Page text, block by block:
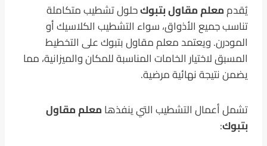
يُقدممعلم مقاول بتبوكحلول تشطيب متكاملة
تناسب جميع الأذواق، سواء التشطيب الكلاسيك أو
المودرن. ويعتمد معلم مقاول بتبوك على التخطيط
المسبق لاختيار الخامات المناسبة للمكان والميزانية، مما
يضمن نتيجة نهائية مرضية.
تشمل أعمال التشطيب التي ينفذهامعلم مقاول
بتبوك: